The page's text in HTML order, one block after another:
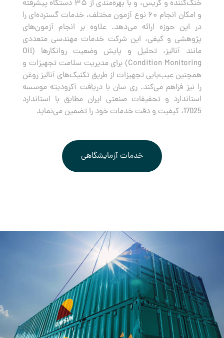
خنک‌کننده و گریس، و با بهره‌مندی از ۳۵ دستگاه پیشرفته
و امکان انجام ۶۰ نوع آزمون مختلف، خدمات گسترده‌ای را
در این حوزه ارائه می‌دهد. علاوه بر انجام آزمون‌های
پژوهشی و کیفی، این شرکت خدمات مهندسی متعددی
مانند آنالیز، تحلیل و پایش وضعیت روانکارها (Oil
Condition Monitoring) برای مدیریت سلامت تجهیزات و
همچنین عیب‌یابی تجهیزات از طریق تکنیک‌های آنالیز روغن
را نیز فراهم می‌کند. ری سان با دریافت آکرودیته موسسه
استاندارد و تحقیقات صنعتی ایران مطابق با استاندارد
17025، کیفیت و دقت خدمات خود را تضمین می‌نماید
خدمات آزمایشگاهی